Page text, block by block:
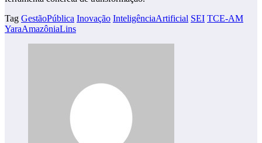
Tag GestãoPública Inovação InteligênciaArtificial SEI TCE-AM
YaraAmazôniaLins